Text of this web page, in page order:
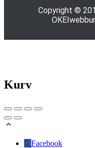
Copyright ©
Kurv
Facebook